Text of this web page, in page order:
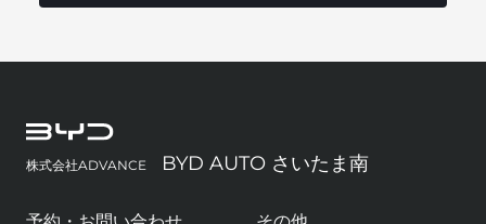
株式会社ADVANCE BYD AUTO さいたま南